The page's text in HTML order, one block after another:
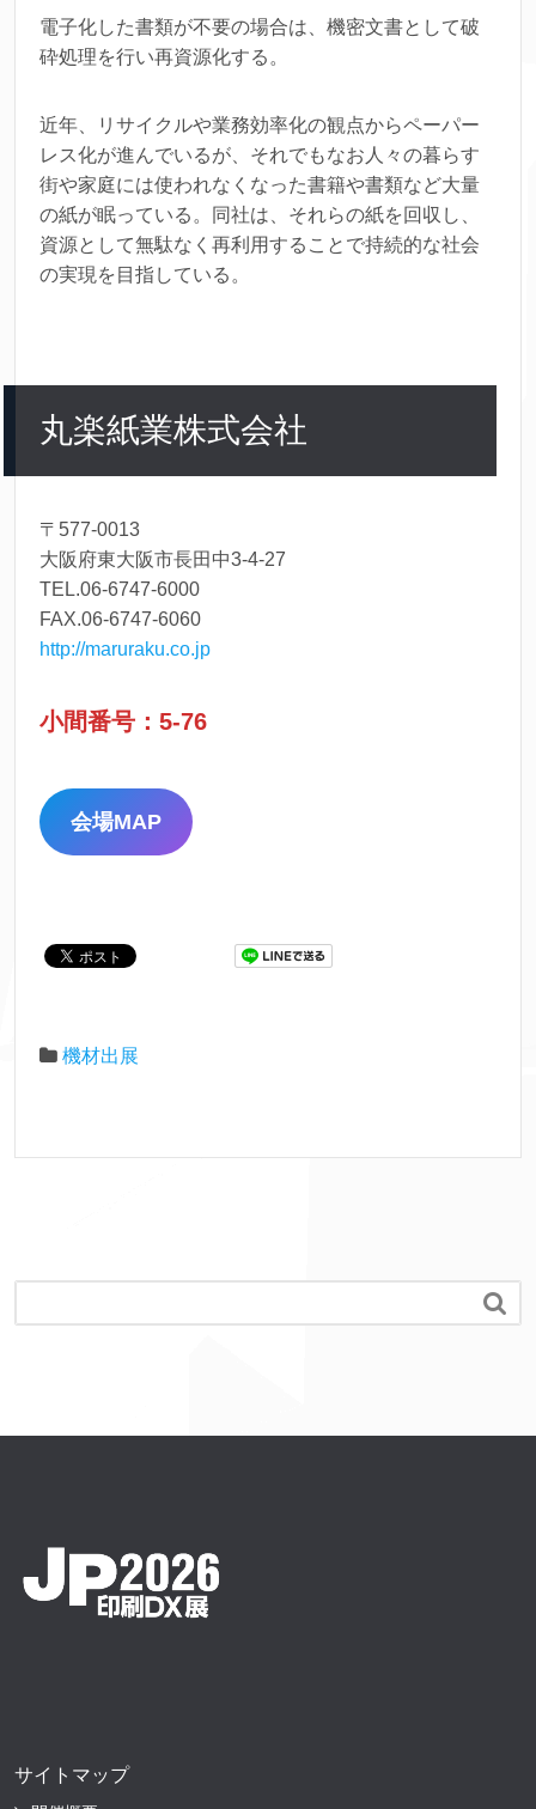
電子化した書類が不要の場合は、機密文書として破
砕処理を行い再資源化する。
近年、リサイクルや業務効率化の観点からペーパー
レス化が進んでいるが、それでもなお人々の暮らす
街や家庭には使われなくなった書籍や書類など大量
の紙が眠っている。同社は、それらの紙を回収し、
資源として無駄なく再利用することで持続的な社会
の実現を目指している。
丸楽紙業株式会社
〒577-0013
大阪府東大阪市長田中3-4-27
TEL.06-6747-6000
FAX.06-6747-6060
http://maruraku.co.jp
小間番号：5-76
会場MAP
機材出展

サイトマップ